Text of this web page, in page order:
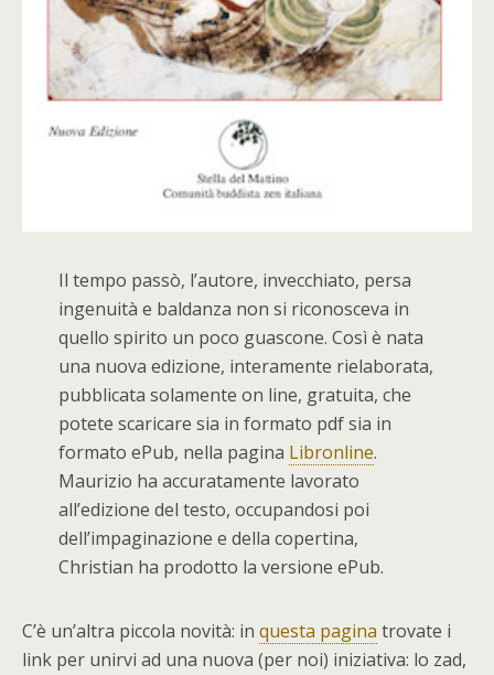
Il tempo passò, l’autore, invecchiato, persa
ingenuità e baldanza non si riconosceva in
quello spirito un poco guascone. Così è nata
una nuova edizione, interamente rielaborata,
pubblicata solamente on line, gratuita, che
potete scaricare sia in formato pdf sia in
formato ePub, nella pagina Libronline.
Maurizio ha accuratamente lavorato
all’edizione del testo, occupandosi poi
dell’impaginazione e della copertina,
Christian ha prodotto la versione ePub.
C’è un’altra piccola novità: in questa pagina trovate i
link per unirvi ad una nuova (per noi) iniziativa: lo zad,